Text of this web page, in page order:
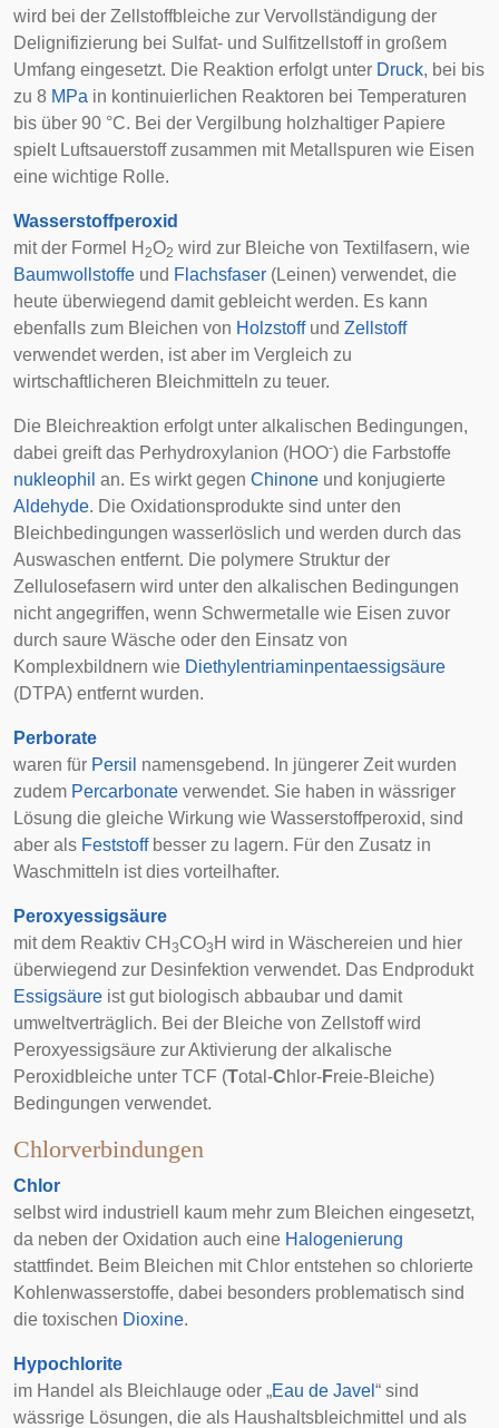
wird bei der Zellstoffbleiche zur Vervollständigung der
Delignifizierung bei Sulfat- und Sulfitzellstoff in großem
Umfang eingesetzt. Die Reaktion erfolgt unter Druck, bei bis
zu 8 MPa in kontinuierlichen Reaktoren bei Temperaturen
bis über 90 °C. Bei der Vergilbung holzhaltiger Papiere
spielt Luftsauerstoff zusammen mit Metallspuren wie Eisen
eine wichtige Rolle.
Wasserstoffperoxid
mit der Formel H 2O2 wird zur Bleiche von Textilfasern, wie
Baumwollstoffe und Flachsfaser (Leinen) verwendet, die
heute überwiegend damit gebleicht werden. Es kann
ebenfalls zum Bleichen von Holzstoffund Zellstoff
verwendet werden, ist aber im Vergleich zu
wirtschaftlicheren Bleichmitteln zu teuer.
Die Bleichreaktion erfolgt unter alkalischen Bedingungen,
dabei greift das Perhydroxylanion (HOO-) die Farbstoffe
nukleophil an. Es wirkt gegen Chinone und konjugierte
Aldehyde. Die Oxidationsprodukte sind unter den
Bleichbedingungen wasserlöslich und werden durch das
Auswaschen entfernt. Die polymere Struktur der
Zellulosefasern wird unter den alkalischen Bedingungen
nicht angegriffen, wenn Schwermetalle wie Eisen zuvor
durch saure Wäsche oder den Einsatz von
Komplexbildnern wie Diethylentriaminpentaessigsäure
(DTPA) entfernt wurden.
Perborate
waren für Persil namensgebend. In jüngerer Zeit wurden
zudem Percarbonate verwendet. Sie haben in wässriger
Lösung die gleiche Wirkung wie Wasserstoffperoxid, sind
aber als Feststoffbesser zu lagern. Für den Zusatz in
Waschmitteln ist dies vorteilhafter.
Peroxyessigsäure
mit dem Reaktiv CH 3CO3 H wird in Wäschereien und hier
überwiegend zur Desinfektion verwendet. Das Endprodukt
Essigsäure ist gut biologisch abbaubar und damit
umweltverträglich. Bei der Bleiche von Zellstoff wird
Peroxyessigsäure zur Aktivierung der alkalische
Peroxidbleiche unter TCF (Total-Chlor-Freie-Bleiche)
Bedingungen verwendet.
Chlorverbindungen
Chlor
selbst wird industriell kaum mehr zum Bleichen eingesetzt,
da neben der Oxidation auch eine Halogenierung
stattfindet. Beim Bleichen mit Chlor entstehen so chlorierte
Kohlenwasserstoffe, dabei besonders problematisch sind
die toxischen Dioxine.
Hypochlorite
im Handel als Bleichlauge oder „Eau de Javel “ sind
wässrige Lösungen, die als Haushaltsbleichmittel und als